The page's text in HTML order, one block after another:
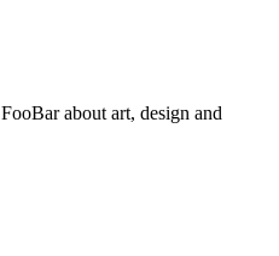
about art, design and